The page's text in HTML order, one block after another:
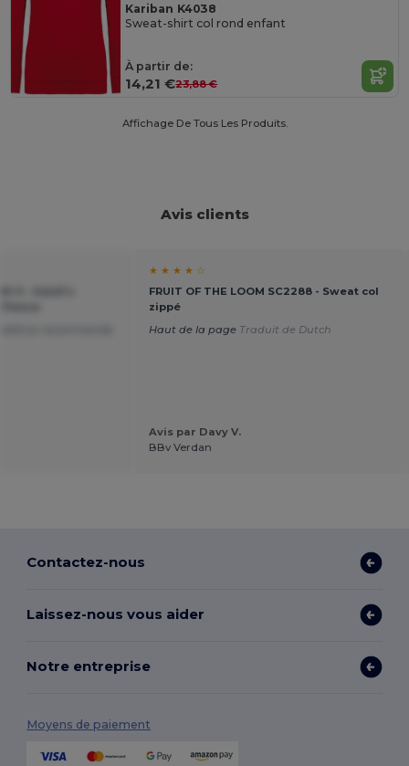
Kariban K4038
Sweat-shirt col rond enfant
À partir de:
14,21 €23,88 €
Affichage De Tous Les Produits.
Avis clients
★ ★ ★ ★ ☆
FRUIT OF THE LOOM SC2288 - Sweat col
zippé
Haut de la page Traduit de Dutch
Avis par Davy V.
BBv Verdan
Contactez-nous
Laissez-nous vous aider
Notre entreprise
Moyens de paiement